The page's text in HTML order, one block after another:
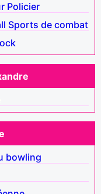
Policier
Sports de combat
bowling